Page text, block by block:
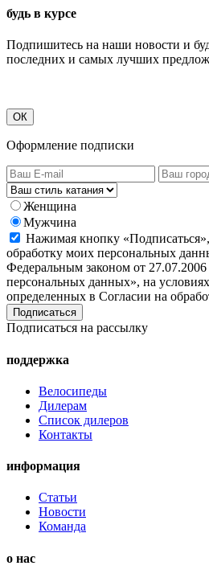
будь в курсе
Подпишитесь на наши новости и
последних и самых лучших
ОК
Оформление подписки
Женщина
Мужчина
Нажимая кнопку
обработку моих персональных
Федеральным законом от
персональных данных», на
определенных в Согласии на
Подписаться на рассылку
поддержка
Велосипеды
Дилерам
Список дилеров
Контакты
информация
Статьи
Новости
Команда
о нас